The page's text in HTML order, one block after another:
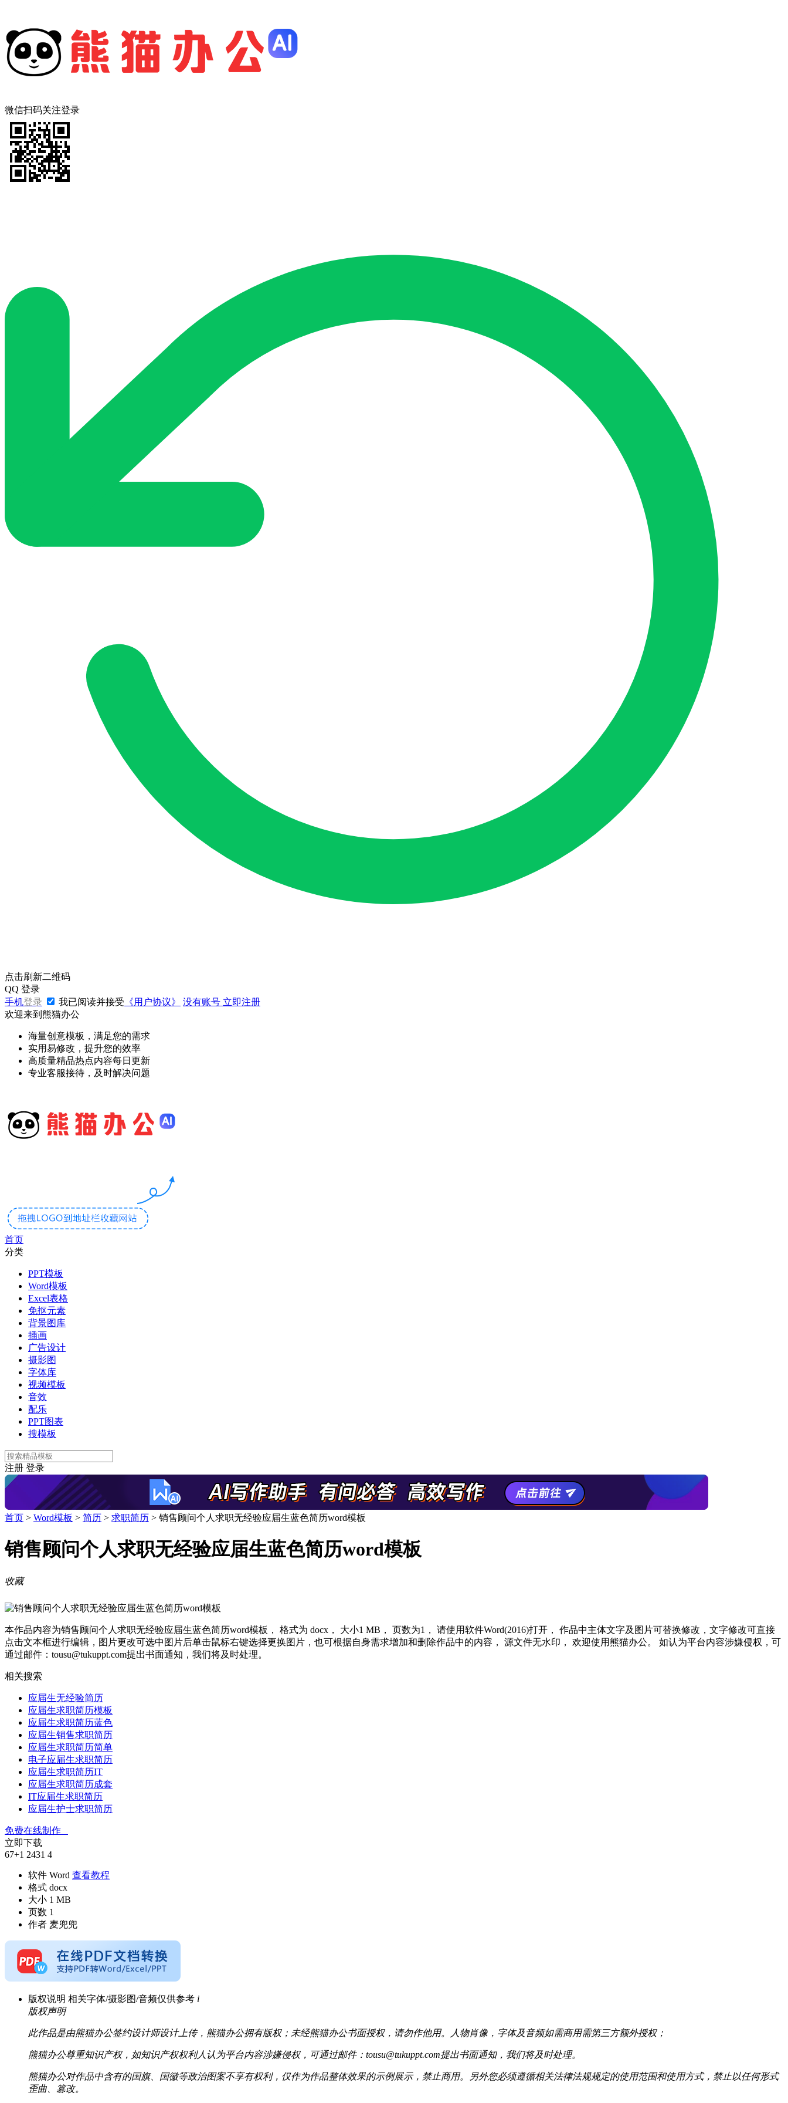
微信扫码关注登录
点击刷新二维码
QQ 登录
手机登录 我已阅读并接受 《用户协议》 没有账号 立即注册
欢迎来到熊猫办公
海量创意模板，满足您的需求
实用易修改，提升您的效率
高质量精品热点内容每日更新
专业客服接待，及时解决问题
首页
分类
PPT模板
Word模板
Excel表格
免抠元素
背景图库
插画
广告设计
摄影图
字体库
视频模板
音效
配乐
PPT图表
搜模板
注册 登录
首页 > Word模板 > 简历 > 求职简历 > 销售顾问个人求职无经验应届生蓝色简历word模板
销售顾问个人求职无经验应届生蓝色简历word模板
收藏
本作品内容为销售顾问个人求职无经验应届生蓝色简历word模板， 格式为 docx， 大小1 MB， 页数为1， 请使用软件Word(2016)打开， 作品中主体文字及图片可替换修改，文字修改可直接
点击文本框进行编辑，图片更改可选中图片后单击鼠标右键选择更换图片，也可根据自身需求增加和删除作品中的内容， 源文件无水印， 欢迎使用熊猫办公。 如认为平台内容涉嫌侵权，可
通过邮件：tousu@tukuppt.com提出书面通知，我们将及时处理。
相关搜索
应届生无经验简历
应届生求职简历模板
应届生求职简历蓝色
应届生销售求职简历
应届生求职简历简单
电子应届生求职简历
应届生求职简历IT
应届生求职简历成套
IT应届生求职简历
应届生护士求职简历
免费在线制作
立即下载
67+1 2431 4
软件 Word 查看教程
格式 docx
大小 1 MB
页数 1
作者 麦兜兜
版权说明 相关字体/摄影图/音频仅供参考 i
版权声明
此作品是由熊猫办公签约设计师设计上传，熊猫办公拥有版权；未经熊猫办公书面授权，请勿作他用。人物肖像，字体及音频如需商用需第三方额外授权；
熊猫办公尊重知识产权，如知识产权权利人认为平台内容涉嫌侵权，可通过邮件：tousu@tukuppt.com提出书面通知，我们将及时处理。
熊猫办公对作品中含有的国旗、国徽等政治图案不享有权利，仅作为作品整体效果的示例展示，禁止商用。另外您必须遵循相关法律法规规定的使用范围和使用方式，禁止以任何形式
歪曲、篡改。